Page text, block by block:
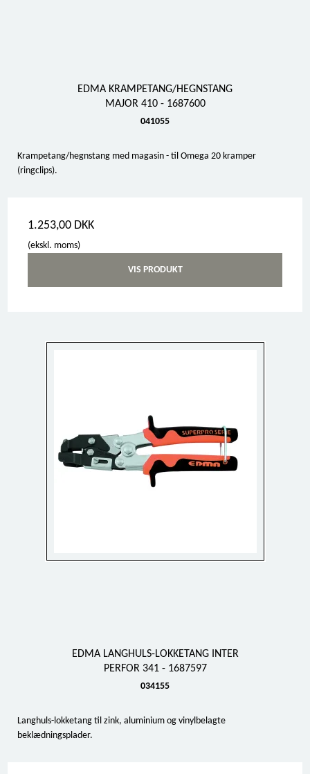
EDMA KRAMPETANG/HEGNSTANG
MAJOR 410 - 1687600
041055
Krampetang/hegnstang med magasin - til Omega 20 kramper
(ringclips).
1.253,00 DKK
(ekskl. moms)
VIS PRODUKT
EDMA LANGHULS-LOKKETANG INTER
PERFOR 341 - 1687597
034155
Langhuls-lokketang til zink, aluminium og vinylbelagte
beklædningsplader.